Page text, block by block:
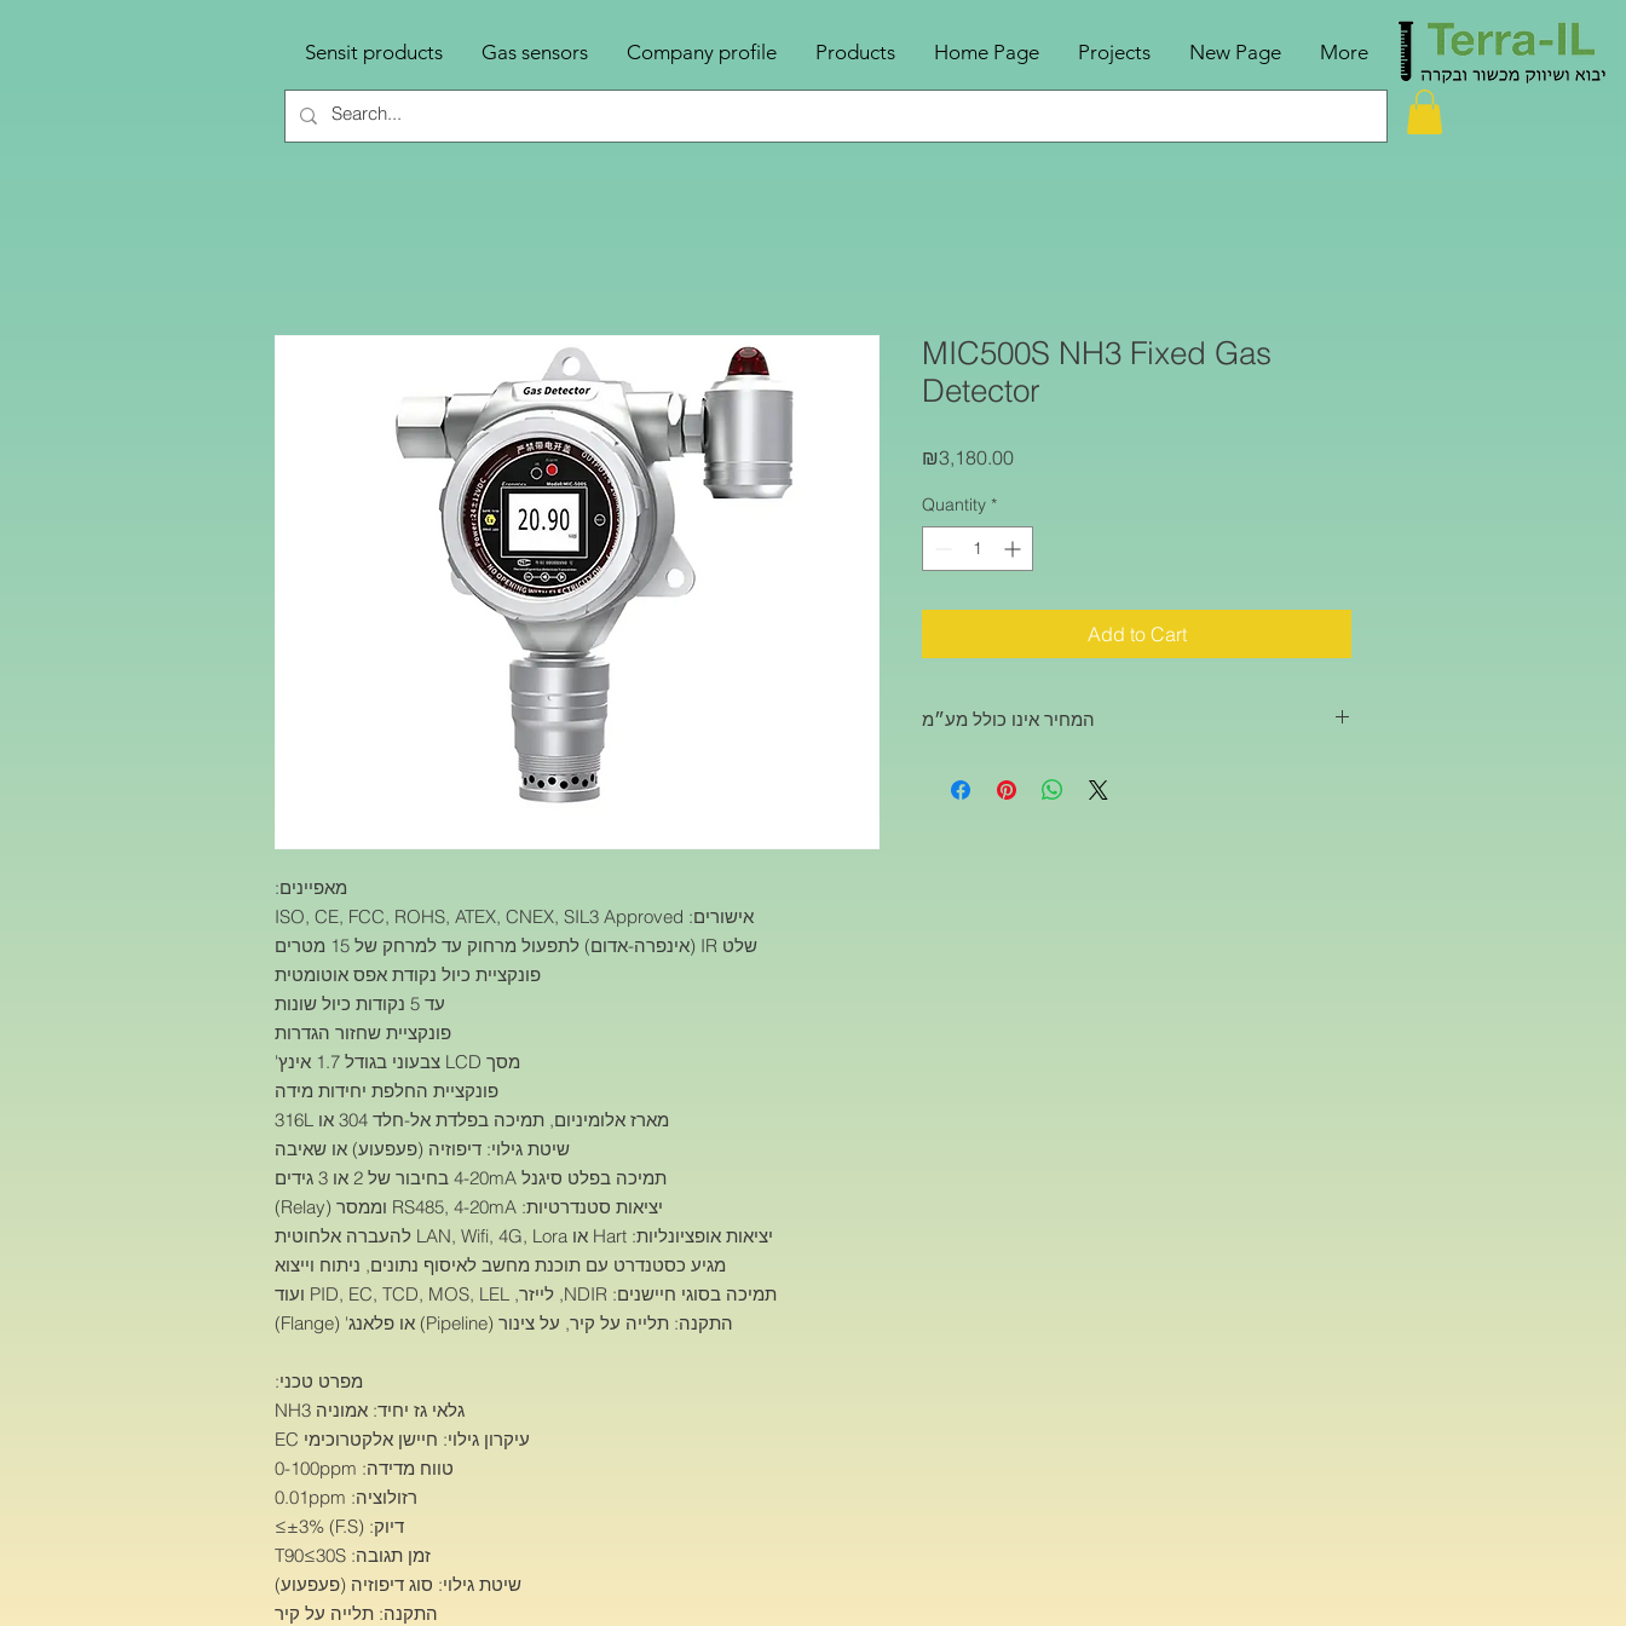
Sensit products Gas sensors Company profile Products Home Page Projects New Page More
מאפיינים:
אישורים: ISO, CE, FCC, ROHS, ATEX, CNEX, SIL3 Approved
שלט IR (אינפרה-אדום) לתפעול מרחוק עד למרחק של 15 מטרים
פונקציית כיול נקודת אפס אוטומטית
עד 5 נקודות כיול שונות
פונקציית שחזור הגדרות
מסך LCD צבעוני בגודל 1.7 אינץ'
פונקציית החלפת יחידות מידה
מארז אלומיניום, תמיכה בפלדת אל-חלד 304 או 316L
שיטת גילוי: דיפוזיה (פעפעוע) או שאיבה
תמיכה בפלט סיגנל 4-20mA בחיבור של 2 או 3 גידים
יציאות סטנדרטיות: RS485, 4-20mA וממסר (Relay)
יציאות אופציונליות: Hart או LAN, Wifi, 4G, Lora להעברה אלחוטית
מגיע כסטנדרט עם תוכנת מחשב לאיסוף נתונים, ניתוח וייצוא
תמיכה בסוגי חיישנים: NDIR, לייזר, PID, EC, TCD, MOS, LEL ועוד
התקנה: תלייה על קיר, על צינור (Pipeline) או פלאנג' (Flange)
מפרט טכני:
גלאי גז יחיד: אמוניה NH3
עיקרון גילוי: חיישן אלקטרוכימי EC
טווח מדידה: 0-100ppm
רזולוציה: 0.01ppm
דיוק: (F.S) ±3%≥
זמן תגובה: T90≤30S
שיטת גילוי: סוג דיפוזיה (פעפעוע)
התקנה: תלייה על קיר
MIC500S NH3 Fixed Gas
Detector
₪3,180.00Price
Quantity *
Add to Cart
המחיר אינו כולל מע״מ